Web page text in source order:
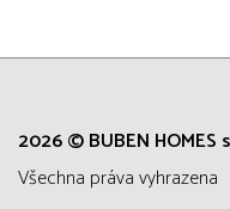
2026 © BUBEN HOMES
všechna práva vyhrazena